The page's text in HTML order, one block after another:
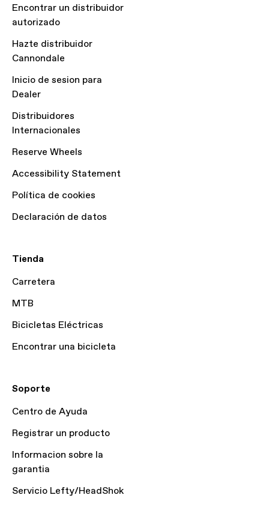
Encontrar un distribuidor
autorizado
Hazte distribuidor
Cannondale
Inicio de sesion para
Dealer
Distribuidores
Internacionales
Reserve Wheels
Accessibility Statement
Política de cookies
Declaración de datos
Tienda
Carretera
MTB
Bicicletas Eléctricas
Encontrar una bicicleta
Soporte
Centro de Ayuda
Registrar un producto
Informacion sobre la
garantia
Servicio Lefty/HeadShok